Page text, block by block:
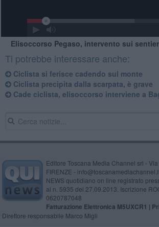
Elisoccorso Pegaso, intervento sui
Ti potrebbe interessare anche:
Ciclista si ferisce cadendo sul monte
Ciclista precipita dalla scarpata, è grave
Cade ciclista, elisoccorso interviene a
Editore Toscana Media Channel srl -
FIRENZE -
NEWS quotidiano on line registrato
al n. 5935 del 27.09.2013. Iscrizione
0620787048
Fatturazione Elettronica M5UXCR1 |
Direttore responsabile Marco Migli